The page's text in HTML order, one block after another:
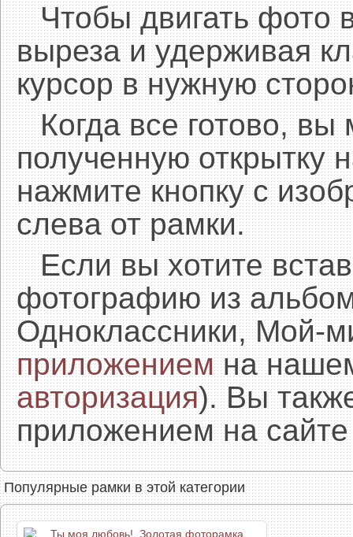
Чтобы двигать фото
выреза и удерживая
курсор в нужную
Когда все готово,
полученную открытку
нажмите кнопку с
слева от рамки.
Если вы хотите
фотографию из
Одноклассники, Мой-
приложениемна нашем
авторизация). Вы
приложением на сайте
Популярные рамки в этой категории